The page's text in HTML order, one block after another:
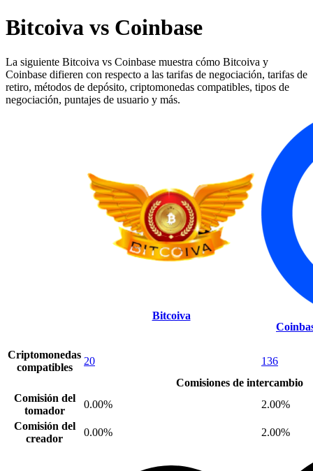
Bitcoiva vs Coinbase
La siguiente Bitcoiva vs Coinbase muestra cómo Bitcoiva y
Coinbase difieren con respecto a las tarifas de negociación, tarifas de
retiro, métodos de depósito, criptomonedas compatibles, tipos de
negociación, puntajes de usuario y más.
Bitcoiva
Criptomonedas
compatibles
20
136
Comisiones de intercambio
Comisión del
tomador
0.00%
2.00%
Comisión del
creador
0.00% 2.00%